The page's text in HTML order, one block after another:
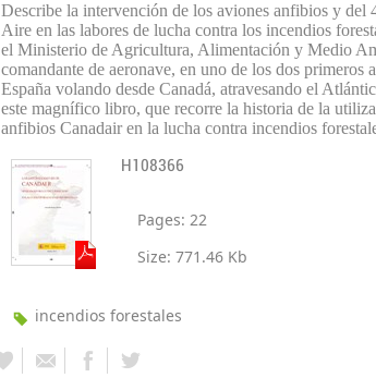
Describe la intervención de los aviones anfibios y del
Aire en las labores de lucha contra los incendios
el Ministerio de Agricultura, Alimentación y Medio
comandante de aeronave, en uno de los dos primeros
España volando desde Canadá, atravesando el
este magnífico libro, que recorre la historia de la
anfibios Canadair en la lucha contra incendios
H108366
Pages: 22
Size: 771.46 Kb
incendios forestales